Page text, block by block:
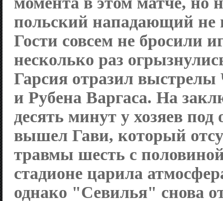
польский нападающий не
Гости совсем не бросили
несколько раз
Гарсия отразил
и Рубена Варгаса. На
десять минут у хозяев
вышел Гави, который
травмы шесть с
стадионе царила
однако "Севилья" снова